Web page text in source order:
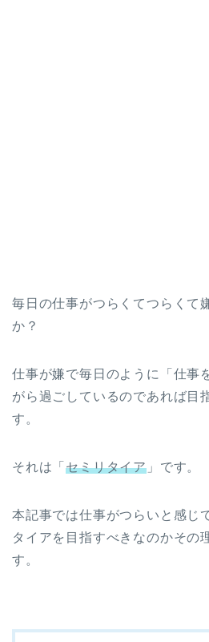
毎日の仕事がつらくてつらくて
か？
仕事が嫌で毎日のように「仕事
がら過ごしているのであれば目
す。
それは「セミリタイア 」です。
本記事では仕事がつらいと感じ
タイアを目指すべきなのかその
す。